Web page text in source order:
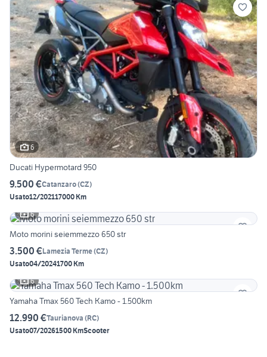
6
Ducati Hypermotard 950
9.500 €Catanzaro(CZ)
Usato12/202117000 Km
6
Moto morini seiemmezzo 650 str
3.500 €Lamezia Terme(CZ)
Usato04/20241700 Km
6
Yamaha Tmax 560 Tech Kamo - 1.500km
12.990 €Taurianova (RC)
Usato07/20261500 KmScooter